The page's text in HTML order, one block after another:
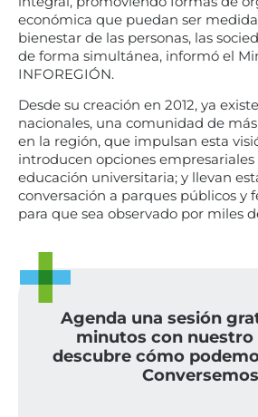
económica que puedan ser
bienestar de las personas, las
de forma simultánea, informó el
INFOREGIÓN.
Desde su creación en 2012, ya
nacionales, una comunidad de
en la región, que impulsan esta
introducen opciones empresariales
educación universitaria; y llevan
conversación a parques públicos y
para que sea observado por miles
Agenda una sesión
minutos con nuestro
descubre cómo